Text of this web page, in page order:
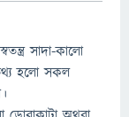
সাদা-কালো
হলো সকল